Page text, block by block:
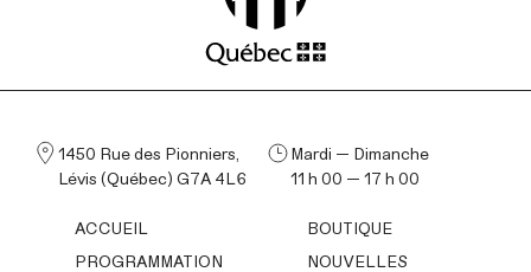
1450 Rue des Pionniers,
Lévis (Québec) G7A 4L6
Mardi — Dimanche
11 h 00 — 17 h 00
ACCUEIL
PROGRAMMATION
BOUTIQUE
NOUVELLES